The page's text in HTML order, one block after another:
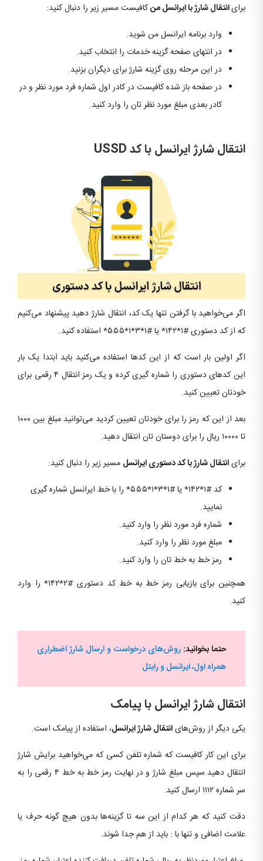
برایانتقال شارژ با ایرانسل منکافیست مسیر زیر را دنبال کنید:
وارد برنامه ایرانسل من شوید.
در انتهای صفحه گزینه خدمات را انتخاب کنید.
در این مرحله روی گزینه شارژ برای دیگران بزنید.
در صفحه باز شده کافیست در کادر اول شماره فرد مورد نظر و در
کادر بعدی مبلغ مورد نظر تان را وارد کنید.
انتقال شارژ ایرانسل با کد USSD
اگر می‌خواهید با گرفتن تنها یک کد، انتقال شارژ دهید پیشنهاد می‌کنیم
که از کد دستوری #۱*۱۴۲* یا #۱*۳*۱*۵۵۵* استفاده کنید.
اگر اولین بار است که از این کدها استفاده می‌کنید باید ابتدا یک بار
این کدهای دستوری را شماره گیری کرده و یک رمز انتقال ۴ رقمی برای
خودتان تعیین کنید.
بعد از این که رمز را برای خودتان تعیین کردید می‌توانید مبلغ بین ۱۰۰۰
تا ۱۰۰۰۰ ریال را برای دوستان تان انتقال دهید.
برایانتقال شارژ با کد دستوری ایرانسل مسیر زیر را دنبال کنید:
کد #۱*۱۴۲* یا #۱*۳*۱*۵۵۵* را با خط ایرانسل شماره گیری
نمایید.
شماره فرد مورد نظر را وارد کنید.
مبلغ مورد نظر را وارد کنید.
رمز خط به خط تان را وارد کنید.
همچنین برای بازیابی رمز خط به خط کد دستوری #۲*۱۴۲* را وارد
کنید.
حتما بخوانید:روشهای درخواست و ارسال شارژ اضطراری
همراه اول، ایرانسل و رایتل
انتقال شارژ ایرانسل با پیامک
یکی دیگر از روش‌هایانتقال شارژ ایرانسل، استفاده از پیامک است.
برای این کار کافیست که شماره تلفن کسی که می‌خواهید برایش شارژ
انتقال دهید سپس مبلغ شارژ و در نهایت رمز خط به خط ۴ رقمی را به
سر شماره ۱۱۱۲ ارسال کنید.
دقت کنید که هر کدام از این سه تا گزینه‌ها بدون هیچ گونه حرف یا
علامت اضافی و تنها با : باید از هم جدا شوند.